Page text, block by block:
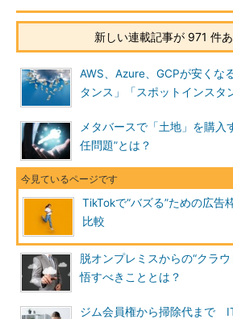
新しい連載記事が 971 件
AWS、Azure、GCPが安くな
タンス」「スポットインスタ
メタバースで「土地」を購入
任問題”とは？
TikTokで“バズる”ための広
比較
脱オンプレミスからの“クラ
悟すべきこととは？
ジム会員権から掃除代まで